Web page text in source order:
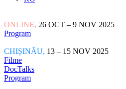
ONLINE, 26 OCT – 9 NOV 2025
Program
CHIȘINĂU, 13 – 15 NOV 2025
Filme
DocTalks
Program